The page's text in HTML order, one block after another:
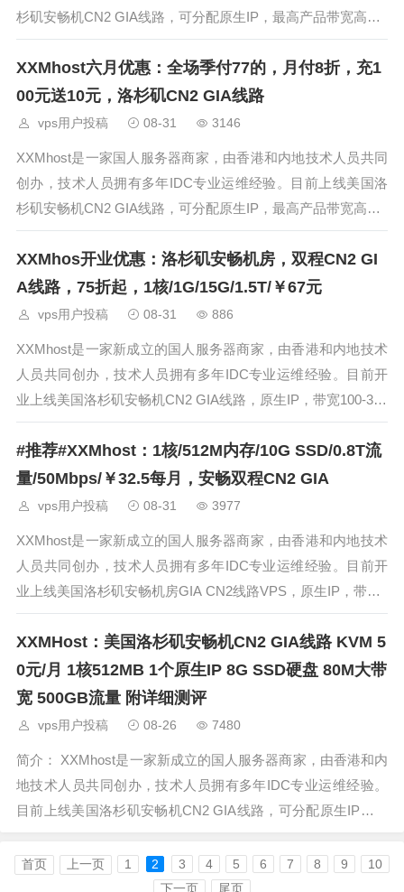
杉矶安畅机CN2 GIA线路，可分配原生IP，最高产品带宽高达3
00M。因原生IP 库存有限下单默认是非原生IP，有需要请在购
买完成后*当日内*请提交工单即可免费更换，目前商家推出了
一
XXMhost六月优惠：全场季付77的，月付8折，充1
00元送10元，洛杉矶CN2 GIA线路
vps用户投稿 08-31 3146
XXMhost是一家国人服务器商家，由香港和内地技术人员共同
创办，技术人员拥有多年IDC专业运维经验。目前上线美国洛
杉矶安畅机CN2 GIA线路，可分配原生IP，最高产品带宽高达3
00M。因原生IP 库存有限下单默认是非原生IP，有需要请在购
买完成后*当日内*请提交工单即可免费更换，目前商家推出了
一
XXMhos开业优惠：洛杉矶安畅机房，双程CN2 GI
A线路，75折起，1核/1G/15G/1.5T/￥67元
vps用户投稿 08-31 886
XXMhost是一家新成立的国人服务器商家，由香港和内地技术
人员共同创办，技术人员拥有多年IDC专业运维经验。目前开
业上线美国洛杉矶安畅机CN2 GIA线路，原生IP，带宽100-300
M不等，开业到五月底前输入开业优惠码即可获得终身优惠月
付77折 季付75折，支持支付宝。 官方网站 https:/
#推荐#XXMhost：1核/512M内存/10G SSD/0.8T流
量/50Mbps/￥32.5每月，安畅双程CN2 GIA
vps用户投稿 08-31 3977
XXMhost是一家新成立的国人服务器商家，由香港和内地技术
人员共同创办，技术人员拥有多年IDC专业运维经验。目前开
业上线美国洛杉矶安畅机房GIA CN2线路VPS，原生IP，带宽1
00-300M不等，开业到五月底前输入开业优惠码即可获得终身
优惠月付77折 季付75折，开业前20位客户更可享受高达6
XXMHost：美国洛杉矶安畅机CN2 GIA线路 KVM 5
0元/月 1核512MB 1个原生IP 8G SSD硬盘 80M大带
宽 500GB流量 附详细测评
vps用户投稿 08-26 7480
简介： XXMhost是一家新成立的国人服务器商家，由香港和内
地技术人员共同创办，技术人员拥有多年IDC专业运维经验。
目前上线美国洛杉矶安畅机CN2 GIA线路，可分配原生IP，带
P，有需要请在
首页 上一页 1 2 3 4 5 6 7 8 9
10
下一页
尾页